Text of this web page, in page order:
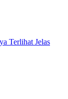
Terlihat Jelas